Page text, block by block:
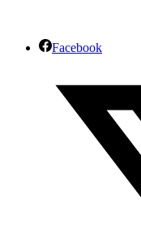
Facebook